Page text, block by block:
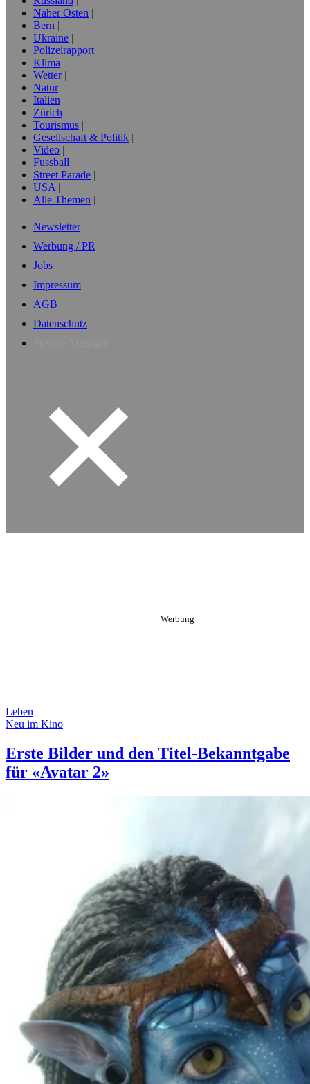
Naher Osten
Bern
Ukraine
Polizeirapport
Klima
Wetter
Natur
Italien
Zürich
Tourismus
Gesellschaft & Politik
Video
Fussball
Street Parade
USA
Alle Themen
Newsletter
Werbung / PR
Jobs
Impressum
AGB
Datenschutz
Leben
Neu im Kino
Erste Bilder und den Titel-Bekanntgabe
für «Avatar 2»